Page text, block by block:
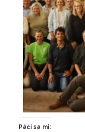
Páči sa mi: